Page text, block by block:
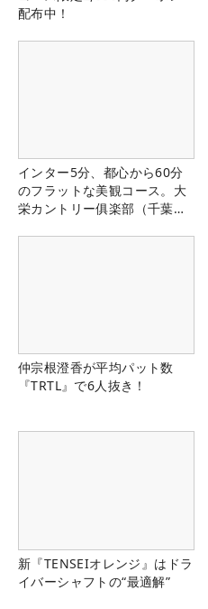
配布中！
インター5分、都心から60分
のフラットな美観コース。大
栄カントリー俱楽部（千葉
仲宗根澄香が平均パット数
『TRTL』で6人抜き！
新『TENSEIオレンジ』はドラ
イバーシャフトの“最適解”